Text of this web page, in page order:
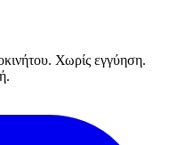
Χωρίς εγγύηση.